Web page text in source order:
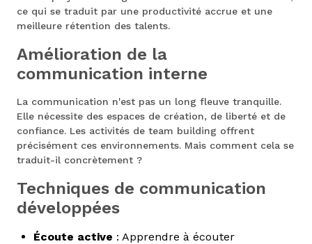
ce qui se traduit par une productivité accrue et une
meilleure rétention des talents.
Amélioration de la
communication interne
La communication n'est pas un long fleuve tranquille.
Elle nécessite des espaces de création, de liberté et de
confiance. Les activités de team building offrent
précisément ces environnements. Mais comment cela se
traduit-il concrètement ?
Techniques de communication
développées
Écoute active : Apprendre à écouter